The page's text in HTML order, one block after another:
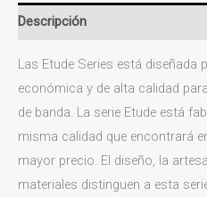
Descripción
Las Etude Series está diseñada
económica y de alta calidad
de banda. La serie Etude está
misma calidad que encontrará
mayor precio. El diseño, la
materiales distinguen a esta